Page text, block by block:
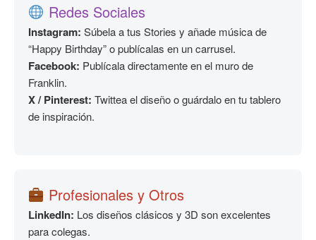
Redes Sociales
Instagram: Súbela a tus Stories y añade música de
“Happy Birthday” o publícalas en un carrusel.
Facebook: Publícala directamente en el muro de
Franklin.
X / Pinterest: Twittea el diseño o guárdalo en tu tablero
de inspiración.
Profesionales y Otros
LinkedIn: Los diseños clásicos y 3D son excelentes
para colegas.